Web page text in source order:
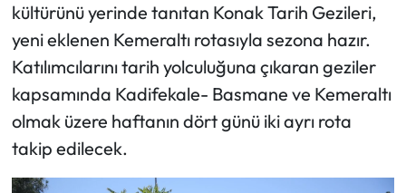
kültürünü yerinde tanıtan Konak Tarih Gezileri,
yeni eklenen Kemeraltı rotasıyla sezona hazır.
Katılımcılarını tarih yolculuğuna çıkaran geziler
kapsamında Kadifekale- Basmane ve Kemeraltı
olmak üzere haftanın dört günü iki ayrı rota
takip edilecek.